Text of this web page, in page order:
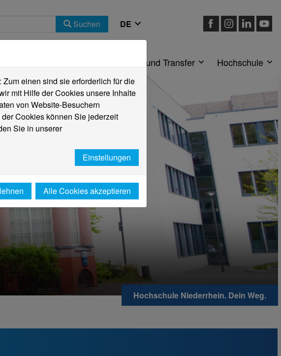
Suchen
Forschung und Transfer Hochschule
Hochschule Niederrhein. Dein Weg.
einen sind sie erforderlich für die
mit Hilfe der Cookies unsere Inhalte
von Website-Besuchern
Cookies können Sie jederzeit
Sie in unserer
Einstellungen
Alle Cookies akzeptieren